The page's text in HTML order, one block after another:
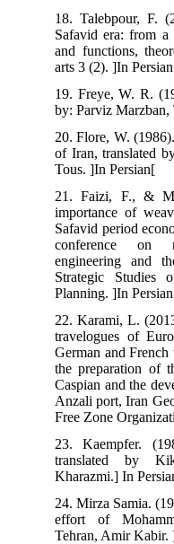
18.
Safavid
and
arts 3 (2).
19. Freye,
by: Parviz
20. Flore,
of Iran,
Tous. ]In
21. Faizi,
Safavid
Strategic
Planning.
22.
German
the
Caspian
Anzali
Free Zone
23.
Kharazmi.]
24. Mirza
effort of
Tehran,